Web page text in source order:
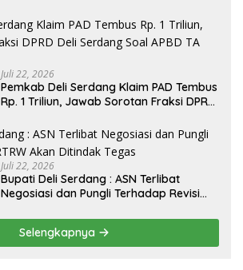
Omon Demokrasi hingga Anti Kritik!”
Juli 22, 2026
Pemkab Deli Serdang Klaim PAD Tembus
Rp. 1 Triliun, Jawab Sorotan Fraksi DPRD
Juli 22, 2026
Bupati Deli Serdang : ASN Terlibat
Negosiasi dan Pungli Terhadap Revisi
Selengkapnya